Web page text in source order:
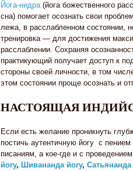
Йога-нидра(йога божественного
сна) помогает осознать свои
лежа, в расслабленном состоянии,
тренировка — для достижения
расслаблении. Сохраняя
практикующий получает доступ к
стороны своей личности, в том
этом состоянии проще осознать и
НАСТОЯЩАЯ
Если есть желание проникнуть
постичь аутентичную йогу с
писаниям, а кое-где и с
йогу, Шивананда йогу, Сатьянанда